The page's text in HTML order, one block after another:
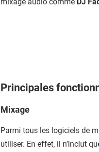
Principales
Mixage
Parmi tous les logiciels de
utiliser. En effet, il n’inclut